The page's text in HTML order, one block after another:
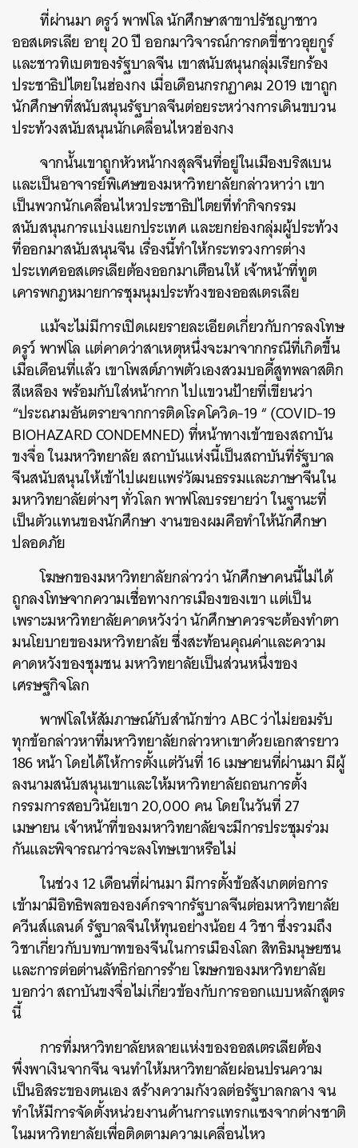
ที่ผ่านมา ดรูว์พาฟโลนักศึกษาสาขาปรัชญาชาว
ออสเตรเลียอายุ20ปีออกมาวิจารณ์การกดขี่ชาวอุยกูร์
และชาวทิเบตของรัฐบาลจีนเขาสนับสนุนกลุ่มเรียกร้อง
ประชาธิปไตยในฮ่องกง เมื่อเดือนกรกฏาคม2019เขาถูก
นักศึกษาที่สนับสนุนรัฐบาลจีนต่อยระหว่างการเดินขบวน
ประท้วงสนับสนุนนักเคลื่อนไหวฮ่องกง
จากน้ันเขาถูกหัวหน้ากงสุลจีนที่อยู่ในเมืองบริสเบน
และเป็นอาจารย์พิเศษของมหาวิทยาลัยกล่าวหาว่าเขา
เป็นพวกนักเคลื่อนไหวประชาธิปไตยที่ทำกิจกรรม
สนับสนุนการแบ่งแยกประเทศและยกย่องกลุ่มผู้ประท้วง
ที่ออกมาสนับสนุนจีนเรื่องนี้ทำให้กระทรวงการต่าง
ประเทศออสเตรเลียต้องออกมาเตือนให้เจ้าหน้าที่ทูต
เคารพกฎหมายการชุมนุมประท้วงของออสเตรเลีย
แม้จะไม่มีการเปิดเผยรายละเอียดเกี่ยวกับการลงโทษ
ดรูว์พาฟโล แต่คาดว่าสาเหตุหนึ่งจะมาจากกรณีที่เกิดขึ้น
เมื่อเดือนที่แล้ว เขาโพสต์ภาพตัวเองสวมบอดี้สูทพลาสติก
สีเหลืองพร้อมกับใส่หน้ากากไปแขวนป้ายที่เขียนว่า
“ประณามอันตรายจากการติดโรคโควิด-19 “ (COVID-19
BIOHAZARD CONDEMNED)ที่หน้าทางเข้าของสถาบัน
ขงจื่อในมหาวิทยาลัยสถาบันแห่งนี้เป็นสถาบันที่รัฐบาล
จีนสนับสนุนให้เข้าไปเผยแพร่วัฒนธรรมและภาษาจีนใน
มหาวิทยาลัยต่างๆทั่วโลกพาฟโลบรรยายว่าในฐานะที่
เป็นตัวแทนของนักศึกษางานของผมคือทำให้นักศึกษา
ปลอดภัย
โฆษกของมหาวิทยาลัยกล่าวว่านักศึกษาคนนี้ไม่ได้
ถูกลงโทษจากความเชื่อทางการเมืองของเขาแต่เป็น
เพราะมหาวิทยาลัยคาดหวังว่านักศึกษาควรจะต้องทำตา
มนโยบายของมหาวิทยาลัยซึ่งสะท้อนคุณค่าและความ
คาดหวังของชุมชนมหาวิทยาลัยเป็นส่วนหนึ่งของ
เศรษฐกิจโลก
พาฟโลให้สัมภาษณ์กับสำนักข่าวABCว่าไม่ยอมรับ
ทุกข้อกล่าวหาที่มหาวิทยาลัยกล่าวหาเขาด้วยเอกสารยาว
186หน้าโดยได้ให้การตั้งแต่วันที่16เมษายนที่ผ่านมามีผู้
ลงนามสนับสนุนเขาและให้มหาวิทยาลัยถอนการตั้ง
กรรมการสอบวินัยเขา20,000 คนโดยในวันที่27
เมษายนเจ้าหน้าที่ของมหาวิทยาลัยจะมีการประชุมร่วม
กันและพิจารณาว่าจะลงโทษเขาหรือไม่
ในช่วง12เดือนที่ผ่านมามีการตั้งข้อสังเกตต่อการ
เข้ามามีอิทธิพลขององค์กรจากรัฐบาลจีนต่อมหาวิทยาลัย
ควีนส์แลนด์รัฐบาลจีนให้ทุนอย่างน้อย4วิชาซึ่งรวมถึง
วิชาเกี่ยวกับบทบาทของจีนในการเมืองโลกสิทธิมนุษยชน
และการต่อต่านลัทธิก่อการร้ายโฆษกของมหาวิทยาลัย
บอกว่าสถาบันขงจื่อไม่เกี่ยวข้องกับการออกแบบหลักสูตร
นี้
การที่มหาวิทยาลัยหลายแห่งของออสเตรเลียต้อง
พึ่งพาเงินจากจีนจนทำให้มหาวิทยาลัยผ่อนปรนความ
เป็นอิสระของตนเองสร้างความกังวลต่อรัฐบาลกลางจน
ทำให้มีการจัดตั้งหน่วยงานด้านการแทรกแซงจากต่างชาติ
ในมหาวิทยาลัยเพื่อติดตามความเคลื่อนไหว
ค้นหา